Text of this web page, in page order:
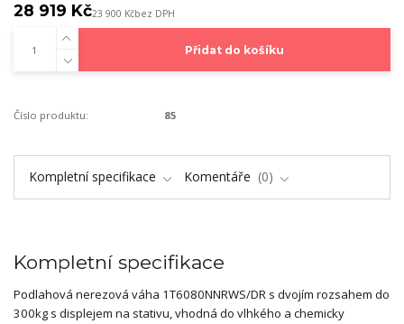
28 919 Kč23 900 Kčbez DPH
Přidat do košíku
Číslo produktu: 85
Kompletní specifikace Komentáře 0
Kompletní specifikace
Podlahová nerezová váha 1T6080NNRWS/DR s dvojím rozsahem do
300kg s displejem na stativu, vhodná do vlhkého a chemicky